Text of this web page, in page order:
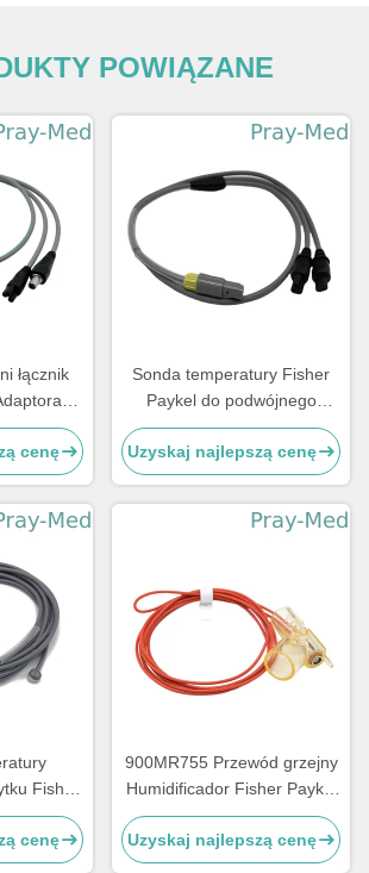
POWIĄZANE
łącznik
długości
cenę
Sonda temperatury Fisher
Paykel do podwójnego
podgrzewanego obwodu
oddechowego RT Resies
Uzyskaj najlepszą cenę
Fisher
3 m dla
cenę
900MR755 Przewód grzejny
Humidificador Fisher Paykel
z rurką wdechową
wielokrotnego użytku 1,1 m
Uzyskaj najlepszą cenę